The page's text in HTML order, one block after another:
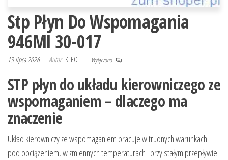
Stp Płyn Do Wspomagania
946Ml 30-017
13 lipca 2026 Autor KLEO Wyłączono
STP płyn do układu kierowniczego ze
wspomaganiem – dlaczego ma
znaczenie
Układ kierowniczy ze wspomaganiem pracuje w trudnych warunkach:
pod obciążeniem, w zmiennych temperaturach i przy stałym przepływie